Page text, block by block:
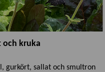
och kruka
gurkört, sallat och smultron